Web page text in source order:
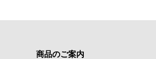
商品のご案内